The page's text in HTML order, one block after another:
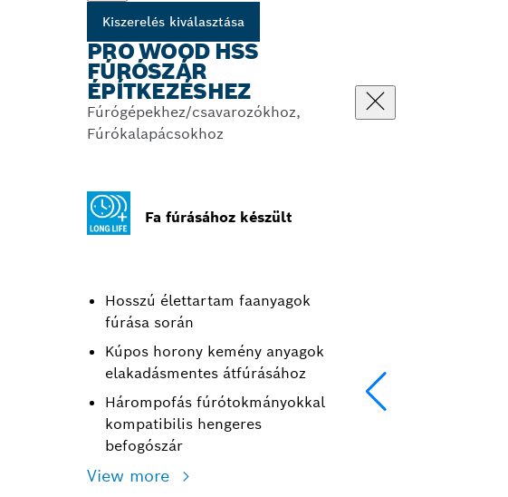
Kiszerelés kiválasztása
PRO WOOD HSS
FÚRÓSZÁR
ÉPÍTKEZÉSHEZ
Fúrógépekhez/csavarozókhoz,
Fúrókalapácsokhoz
Fa fúrásához készült
Hosszú élettartam faanyagok
fúrása során
Kúpos horony kemény anyagok
elakadásmentes átfúrásához
Hárompofás fúrótokmányokkal
kompatibilis hengeres
befogószár
View more